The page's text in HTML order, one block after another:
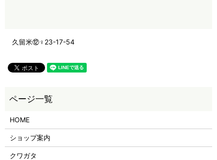
久留米⑫♀23-17-54
HOME
ショップ案内
クワガタ